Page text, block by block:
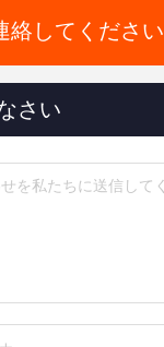
絡してください
さい